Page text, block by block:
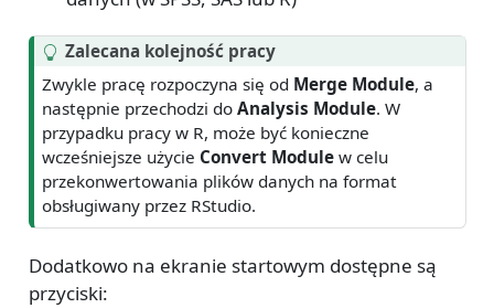
Zalecana kolejność pracy
Zwykle pracę rozpoczyna się od Merge Module, a
następnie przechodzi doAnalysis Module. W
przypadku pracy w R, może być konieczne
wcześniejsze użycie Convert Module w celu
przekonwertowania plików danych na format
obsługiwany przez RStudio.
Dodatkowo na ekranie startowym dostępne są
przyciski: